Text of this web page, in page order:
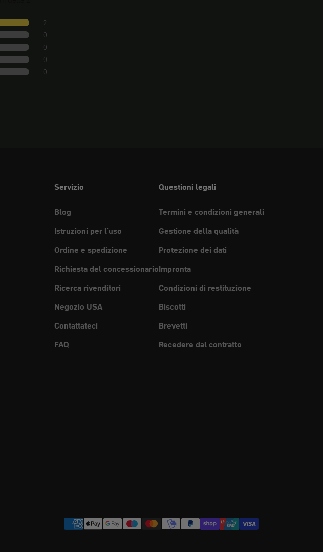
2
0
0
0
0
Servizio
Blog
Istruzioni per l'uso
Ordine e spedizione
Richiesta del concessionario
Ricerca rivenditori
Negozio USA
Contattateci
FAQ
Questioni legali
Termini e condizioni generali
Gestione della qualità
Protezione dei dati
Impronta
Condizioni di restituzione
Biscotti
Brevetti
Recedere dal contratto